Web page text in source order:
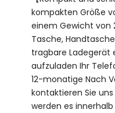
kompakten Größe
einem Gewicht von
Tasche,
tragbare Ladegerät
aufzuladen Ihr
12-monatige Nach
kontaktieren Sie
werden es innerhalb